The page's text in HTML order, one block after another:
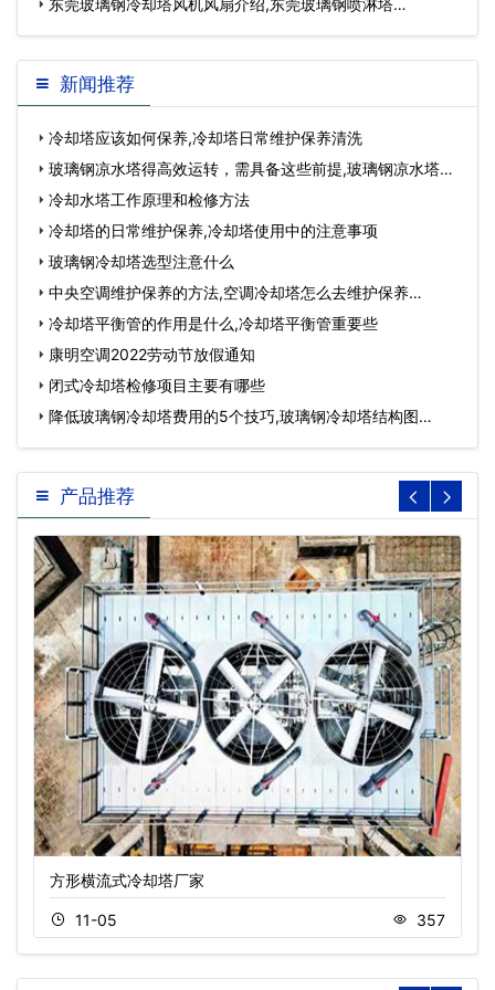
意事项)…
东莞玻璃钢冷却塔风机风扇介绍,东莞玻璃钢喷淋塔…
新闻推荐
冷却塔应该如何保养,冷却塔日常维护保养清洗
玻璃钢凉水塔得高效运转，需具备这些前提,玻璃钢凉水塔型
号大全…
冷却水塔工作原理和检修方法
冷却塔的日常维护保养,冷却塔使用中的注意事项
玻璃钢冷却塔选型注意什么
中央空调维护保养的方法,空调冷却塔怎么去维护保养…
冷却塔平衡管的作用是什么,冷却塔平衡管重要些
康明空调2022劳动节放假通知
闭式冷却塔检修项目主要有哪些
降低玻璃钢冷却塔费用的5个技巧,玻璃钢冷却塔结构图…
产品推荐
方形横流式冷却塔厂家
11-05 357